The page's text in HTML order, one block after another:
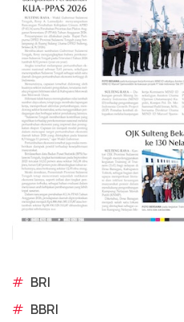
# BRI
# BBRI